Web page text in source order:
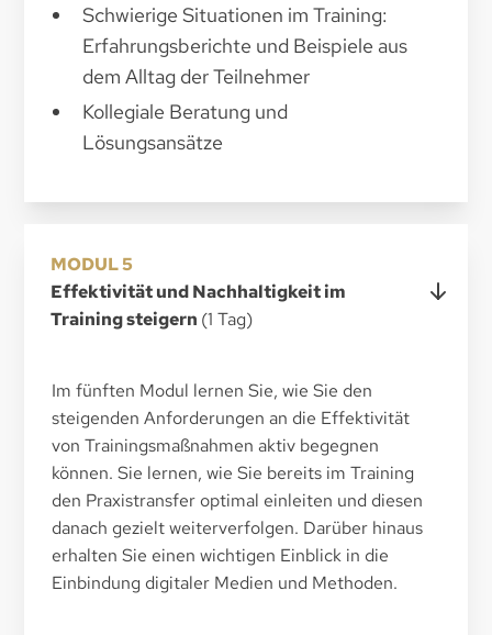
Schwierige Situationen im Training:
Erfahrungsberichte und Beispiele aus
dem Alltag der Teilnehmer
Kollegiale Beratung und
Lösungsansätze
MODUL 5
Effektivität und Nachhaltigkeit im
Training steigern (1 Tag)
Im fünften Modul lernen Sie, wie Sie den
steigenden Anforderungen an die Effektivität
von Trainingsmaßnahmen aktiv begegnen
können. Sie lernen, wie Sie bereits im Training
den Praxistransfer optimal einleiten und diesen
danach gezielt weiterverfolgen. Darüber hinaus
erhalten Sie einen wichtigen Einblick in die
Einbindung digitaler Medien und Methoden.